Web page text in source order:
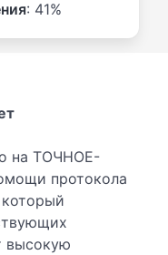
: 41%
на ТОЧНОЕ-
протокола
высокую